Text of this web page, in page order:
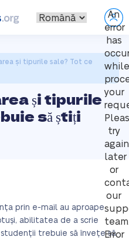
An
error
has
while
your
try
again
later
or
our
Error
și tipurile sale? Tot ce
și tipurile
să știți
prin e-mail au aproape
abilitatea de a scrie
studenții trebuie să învețe să